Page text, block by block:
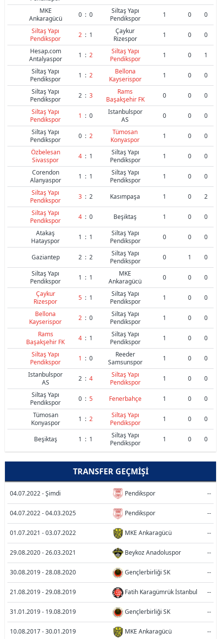
MKE
Ankaragücü
0 : 0
Siltaş Yapı
Pendikspor
1 0
0
Siltaş Yapı
Pendikspor
2 : 1
Çaykur
Rizespor
1 0
0
Hesap.com
Antalyaspor
1 : 2
Siltaş Yapı
Pendikspor
1 0
1
Siltaş Yapı
Pendikspor
1 : 2
Bellona
Kayserispor
1 0
0
Siltaş Yapı
Pendikspor
2 : 3
Rams
Başakşehir FK
0 0
0
Siltaş Yapı
Pendikspor
1 : 0
Istanbulspor
AS
0 0
0
Siltaş Yapı
Pendikspor
0 : 2
Tümosan
Konyaspor
1 0
0
Özbelesan
Sivasspor
4 : 1
Siltaş Yapı
Pendikspor
1 0
0
Corendon
Alanyaspor
1 : 1
Siltaş Yapı
Pendikspor
1 0
0
Siltaş Yapı
Pendikspor
3 : 2 Kasımpaşa 1 0
2
Siltaş Yapı
Pendikspor
4 : 0 Beşiktaş 1 0
0
Atakaş
Hatayspor
1 : 1
Siltaş Yapı
Pendikspor
0 0 0
Gaziantep 2 : 2
Siltaş Yapı
Pendikspor
0 1
0
Siltaş Yapı
Pendikspor
1 : 1
MKE
Ankaragücü
0 0
0
Çaykur
Rizespor
5 : 1
Siltaş Yapı
Pendikspor
1 0
0
Bellona
Kayserispor
2 : 0
Siltaş Yapı
Pendikspor
1 0
0
Rams
Başakşehir FK
4 : 1
Siltaş Yapı
Pendikspor
1 0
0
Siltaş Yapı
Pendikspor
1 : 0
Reeder
Samsunspor
1 0
0
Istanbulspor
AS
2 : 4
Siltaş Yapı
Pendikspor
1 0
0
Siltaş Yapı
Pendikspor
0 : 5 Fenerbahçe 1 0
0
Tümosan
Konyaspor
1 : 2
Siltaş Yapı
Pendikspor
1 0 0
Beşiktaş 1 : 1
Siltaş Yapı
Pendikspor
1 0 0
TRANSFER GEÇMIŞI
04.07.2022 - Şimdi Pendikspor --
04.07.2022 - 04.03.2025 Pendikspor --
01.07.2021 - 03.07.2022 MKE Ankaragücü --
29.08.2020 - 26.03.2021 Beykoz Anadoluspor --
30.08.2019 - 28.08.2020 Gençlerbirliği SK --
21.08.2019 - 29.08.2019 Fatih Karagümrük İstanbul --
31.01.2019 - 19.08.2019 Gençlerbirliği SK --
10.08.2017 - 30.01.2019 MKE Ankaragücü --